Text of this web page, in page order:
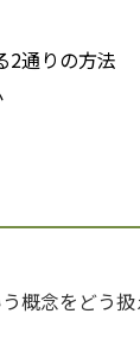
2通りの方法
概念をどう扱